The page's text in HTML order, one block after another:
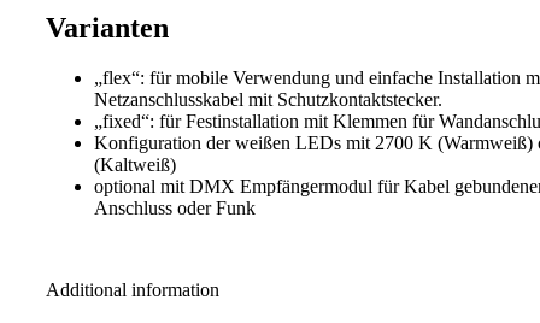
Varianten
„flex“: für mobile Verwendung und einfache Installation
Netzanschlusskabel mit Schutzkontaktstecker.
„fixed“: für Festinstallation mit Klemmen für
Konfiguration der weißen LEDs mit 2700 K (Warmweiß)
(Kaltweiß)
optional mit DMX Empfängermodul für Kabel
Anschluss oder Funk
Additional information